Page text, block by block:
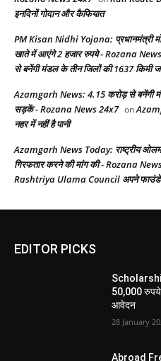
इनदिनों गोदान और कैफियात
PM Kisan Nidhi Yojana: प्रधानमंत्री
खाते में आएंगे 2 हजार रुपये - Rozana
से बनेंगी मंडल के तीन जिलों की 1637 किमी
Azamgarh News: 4.15 करोड़ से बनेंगी
सड़कें - Rozana News 24x7 on
नहर में नहीं है पानी
Azamgarh News Today: राष्ट्रीय
गिरफतार करने की मांग की - Rozana
Rashtriya Ulama Council अपने
EDITOR PICKS
50,000 रुपये
आवेदन
28 January
Abroad